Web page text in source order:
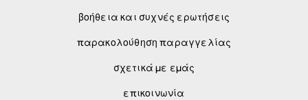
βοήθεια και συχνές ερωτήσεις
παρακολούθηση παραγγελίας
σχετικά με εμάς
επικοινωνία